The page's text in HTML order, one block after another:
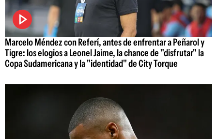
Marcelo Méndez con Referí, antes de enfrentar a Peñarol y
Tigre: los elogios a Leonel Jaime, la chance de "disfrutar" la
Copa Sudamericana y la "identidad" de City Torque